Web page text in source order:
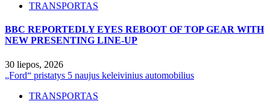
TRANSPORTAS
BBC REPORTEDLY EYES REBOOT OF TOP GEAR WITH
NEW PRESENTING LINE-UP
30 liepos, 2026
„Ford“ pristatys 5 naujus keleivinius automobilius
TRANSPORTAS